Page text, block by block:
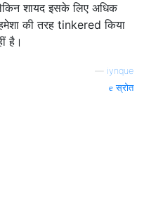
शायद इसके लिए अधिक
की तरह tinkered किया
है।
iynque
स्रोत